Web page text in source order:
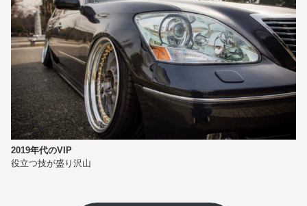
2019年代のVIP
役立つ技が盛り沢山